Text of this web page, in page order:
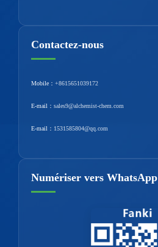
Contactez-nous
Mobile： +8615651039172
E-mail： sales9@alchemist-chem.com
E-mail： 1531585804@qq.com
Numériser vers WhatsApp